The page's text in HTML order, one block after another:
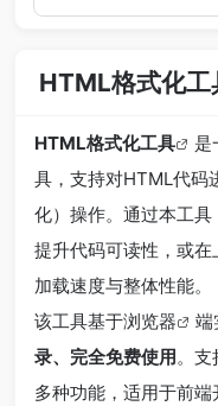
HTML格式化工
HTML格式化工具
是
具，支持对HTML代码
化）操作。通过本工具
提升代码可读性，或
加载速度与整体性能。
该工具基于浏览器 端
录、完全免费使用。支
多种功能，适用于前